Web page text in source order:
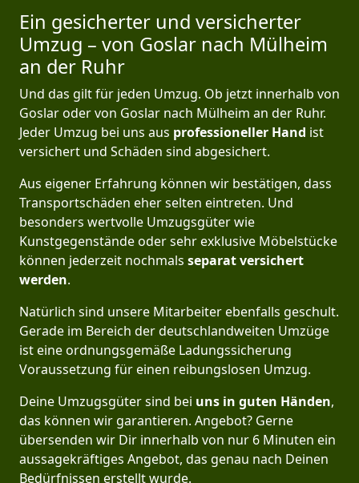
Ein gesicherter und versicherter
Umzug – von Goslar nach Mülheim
an der Ruhr
Und das gilt für jeden Umzug. Ob jetzt innerhalb von
Goslar oder von Goslar nach Mülheim an der Ruhr.
Jeder Umzug bei uns aus professioneller Hand ist
versichert und Schäden sind abgesichert.
Aus eigener Erfahrung können wir bestätigen, dass
Transportschäden eher selten eintreten. Und
besonders wertvolle Umzugsgüter wie
Kunstgegenstände oder sehr exklusive Möbelstücke
können jederzeit nochmals separat versichert
werden.
Natürlich sind unsere Mitarbeiter ebenfalls geschult.
Gerade im Bereich der deutschlandweiten Umzüge
ist eine ordnungsgemäße Ladungssicherung
Voraussetzung für einen reibungslosen Umzug.
Deine Umzugsgüter sind bei uns in guten Händen,
das können wir garantieren. Angebot? Gerne
übersenden wir Dir innerhalb von nur 6 Minuten ein
aussagekräftiges Angebot, das genau nach Deinen
Bedürfnissen erstellt wurde.